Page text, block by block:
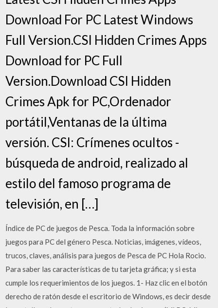
Download For PC Latest Windows
Full Version.CSI Hidden Crimes Apps
Download for PC Full
Version.Download CSI Hidden
Crimes Apk for PC,Ordenador
portátil,Ventanas de la última
versión. CSI: Crímenes ocultos -
búsqueda de android, realizado al
estilo del famoso programa de
televisión, en […]
Índice de PC de juegos de Pesca. Toda la información sobre
juegos para PC del género Pesca. Noticias, imágenes, vídeos,
trucos, claves, análisis para juegos de Pesca de PC Hola Rocio.
Para saber las características de tu tarjeta gráfica; y si esta
cumple los requerimientos de los juegos. 1- Haz clic en el botón
derecho de ratón desde el escritorio de Windows, es decir desde